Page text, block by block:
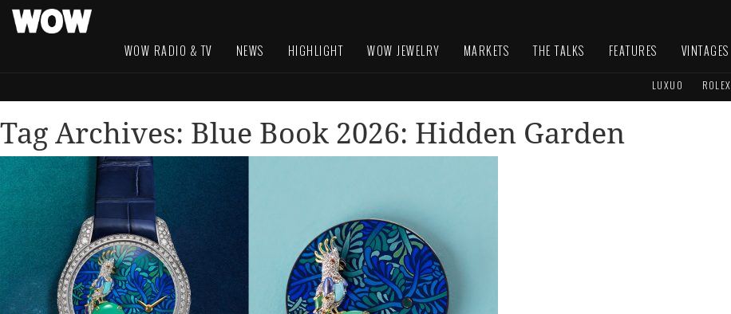
WOW RADIO & TV NEWS HIGHLIGHT WOW JEWELRY MARKETS THE TALKS FEATURES VINTAGES
LUXUO ROLEX
Tag Archives: Blue Book 2026: Hidden Garden